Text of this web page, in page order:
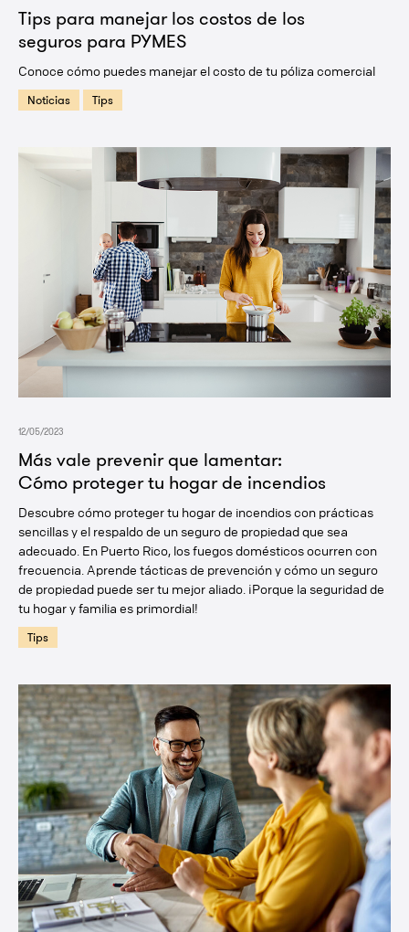
Tips para manejar los costos de los
seguros para PYMES
Conoce cómo puedes manejar el costo de tu póliza comercial
Noticias Tips
Más vale prevenir que lamentar:
Cómo proteger tu hogar de incendios
12/05/2023
Descubre cómo proteger tu hogar de incendios con prácticas
sencillas y el respaldo de un seguro de propiedad que sea
adecuado. En Puerto Rico, los fuegos domésticos ocurren con
frecuencia. Aprende tácticas de prevención y cómo un seguro
de propiedad puede ser tu mejor aliado. ¡Porque la seguridad de
tu hogar y familia es primordial!
Tips